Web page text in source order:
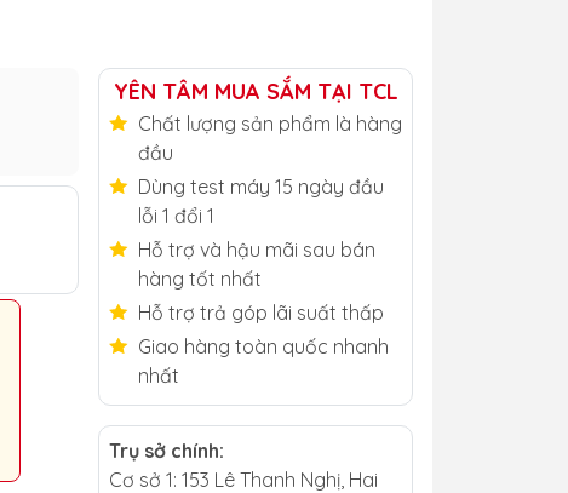
YÊN TÂM MUA SẮM TẠI TCL
Chất lượng sản phẩm là hàng
đầu
Dùng test máy 15 ngày đầu
lỗi 1 đổi 1
Hỗ trợ và hậu mãi sau bán
hàng tốt nhất
Hỗ trợ trả góp lãi suất thấp
Giao hàng toàn quốc nhanh
nhất
Trụ sở chính:
Cơ sở 1: 153 Lê Thanh Nghị, Hai